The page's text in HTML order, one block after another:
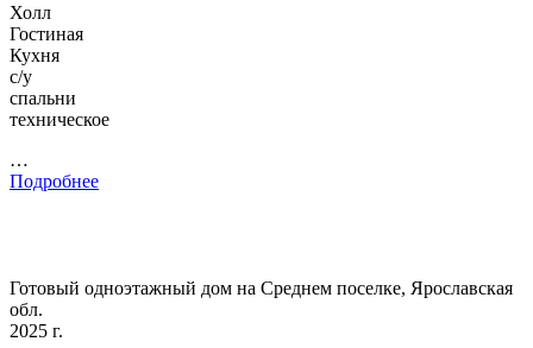
Холл
Гостиная
Кухня
с/у
спальни
техническое
…
Подробнее
Готовый одноэтажный дом на Среднем поселке, Ярославская
обл.
2025 г.